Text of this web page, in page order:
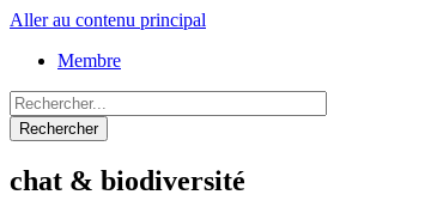
Aller au contenu principal
Membre
Rechercher
chat & biodiversité